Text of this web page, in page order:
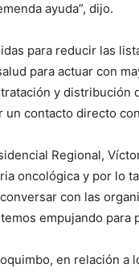
ayuda”, dijo.
para reducir las
para actuar con
y
un contacto directo
Regional,
oncológica y por lo
con las
empujando
en relación a